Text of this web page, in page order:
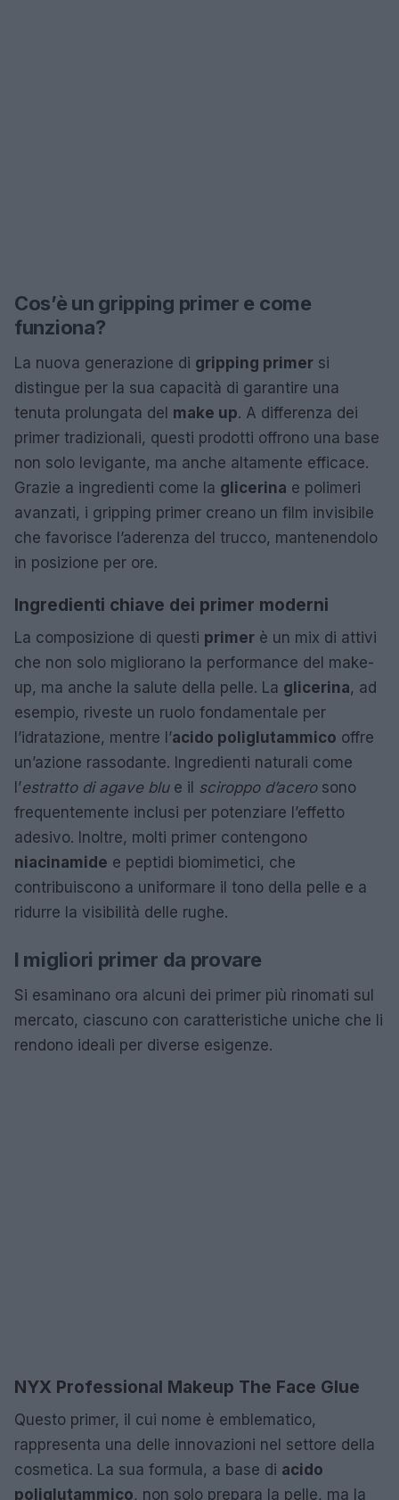
Cos’è un gripping primer e come
funziona?
La nuova generazione di gripping primer si
distingue per la sua capacità di garantire una
tenuta prolungata del make up. A differenza dei
primer tradizionali, questi prodotti offrono una base
non solo levigante, ma anche altamente efficace.
Grazie a ingredienti come la glicerina e polimeri
avanzati, i gripping primer creano un film invisibile
che favorisce l’aderenza del trucco, mantenendolo
in posizione per ore.
Ingredienti chiave dei primer moderni
La composizione di questi primer è un mix di attivi
che non solo migliorano la performance del make-
up, ma anche la salute della pelle. La glicerina, ad
esempio, riveste un ruolo fondamentale per
l’idratazione, mentre l’acido poliglutammico offre
un’azione rassodante. Ingredienti naturali come
l’estratto di agave blue il sciroppo d’acerosono
frequentemente inclusi per potenziare l’effetto
adesivo. Inoltre, molti primer contengono
niacinamide e peptidi biomimetici, che
contribuiscono a uniformare il tono della pelle e a
ridurre la visibilità delle rughe.
I migliori primer da provare
Si esaminano ora alcuni dei primer più rinomati sul
mercato, ciascuno con caratteristiche uniche che li
rendono ideali per diverse esigenze.
NYX Professional Makeup The Face Glue
Questo primer, il cui nome è emblematico,
rappresenta una delle innovazioni nel settore della
cosmetica. La sua formula, a base di acido
poliglutammico, non solo prepara la pelle, ma la